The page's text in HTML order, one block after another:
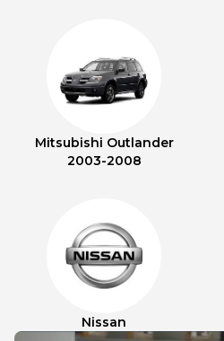
Mitsubishi Outlander
2003-2008
Nissan